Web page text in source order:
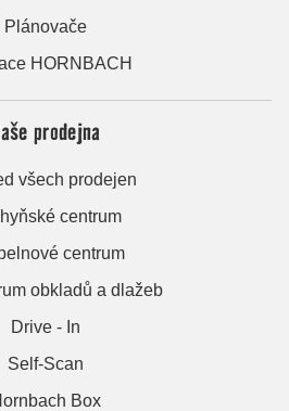
Plánovače
HORNBACH
prodejna
všech prodejen
centrum
centrum
obkladů a dlažeb
Drive - In
Self-Scan
Box